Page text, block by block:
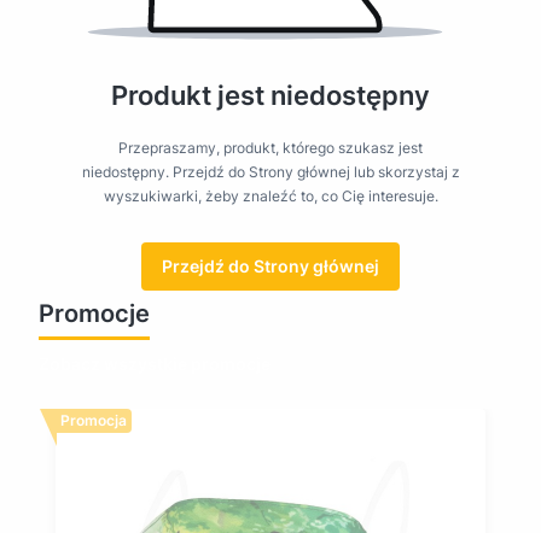
Produkt jest niedostępny
Przepraszamy, produkt, którego szukasz jest
niedostępny. Przejdź do Strony głównej lub skorzystaj z
wyszukiwarki, żeby znaleźć to, co Cię interesuje.
Przejdź do Strony głównej
Promocje
Promocja